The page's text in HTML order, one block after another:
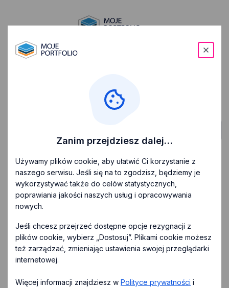
do celu!
lub zaloguj się używając adresu e-mail
Formularz
logowania
Adres e-mail*
Hasło * Nie pamiętasz hasła?
Zanim przejdziesz dalej…
Używamy plików cookie, aby ułatwić Ci korzystanie z
naszego serwisu. Jeśli się na to zgodzisz, będziemy je
wykorzystywać także do celów statystycznych,
poprawiania jakości naszych usług i opracowywania
nowych.
Jeśli chcesz przejrzeć dostępne opcje rezygnacji z
plików cookie, wybierz „Dostosuj”. Plikami cookie możesz
też zarządzać, zmieniając ustawienia swojej przeglądarki
internetowej.
Więcej informacji znajdziesz w Polityce prywatności i